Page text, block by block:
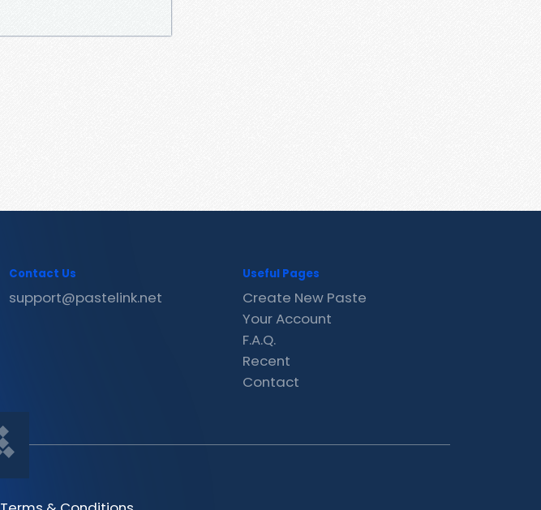
Contact Us
support@pastelink.net
Useful Pages
Create New Paste
Your Account
F.A.Q.
Recent
Contact